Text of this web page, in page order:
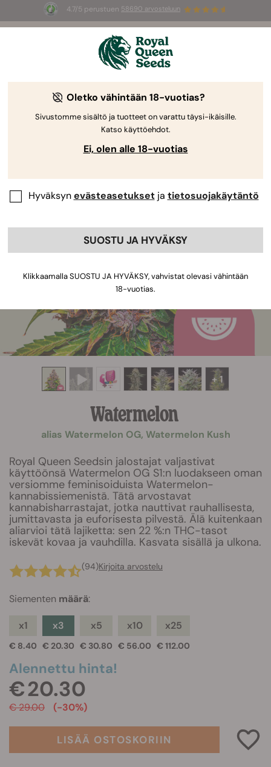
4.7/5 perustuen 58690 arvosteluun
3 White Widow Auto mag
+ 1
Watermelon
alias Watermelon OG, Watermelon Kush
Royal Queen Seedsin jalostajat valjastivat
käyttöönsä Watermelon OG S1:n luodakseen oman
versiomme feminisoiduista Watermelon-
kannabissiemenistä. Tätä arvostavat
kannabisharrastajat, jotka nauttivat rauhallisesta,
jumittavasta ja euforisesta pilvestä. Älä kuitenkaan
aliarvioi tätä lajiketta: sen 22 %:n THC-tasot
iskevät kovaa ja vauhdilla. Kasvata sisällä ja ulkona.
(94)Kirjoita arvostelu
Siementen määrä:
x1
€ 8.40
x3
€ 20.30
x5
€ 30.80
x10
€ 56.00
x25
€ 112.00
Alennettu hinta!
€ 20.30
€ 29.00 (-30%)
LISÄÄ OSTOSKORIIN
Oletko vähintään 18-vuotias?
Sivustomme sisältö ja tuotteet on varattu täysi-ikäisille.
Katso käyttöehdot.
Ei, olen alle 18-vuotias
Hyväksynevästeasetuksetja tietosuojakäytäntö
SUOSTU JA HYVÄKSY
Klikkaamalla SUOSTU JA HYVÄKSY, vahvistat olevasi vähintään
18-vuotias.